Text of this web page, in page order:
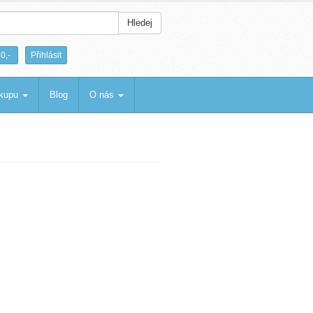
Hledej
0,- Přihlásit
Blog O nás